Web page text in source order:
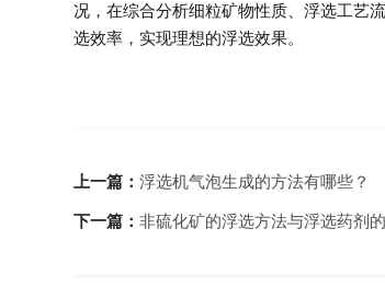
况，在综合分析细粒矿物性质、浮选工艺
选效率，实现理想的浮选效果。
上一篇：浮选机气泡生成的方法有哪些？
下一篇：非硫化矿的浮选方法与浮选药剂